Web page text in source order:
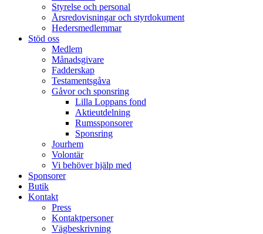
Styrelse och personal
Årsredovisningar och styrdokument
Hedersmedlemmar
Stöd oss
Medlem
Månadsgivare
Fadderskap
Testamentsgåva
Gåvor och sponsring
Lilla Loppans fond
Aktieutdelning
Rumssponsorer
Sponsring
Jourhem
Volontär
Vi behöver hjälp med
Sponsorer
Butik
Kontakt
Press
Kontaktpersoner
Vägbeskrivning